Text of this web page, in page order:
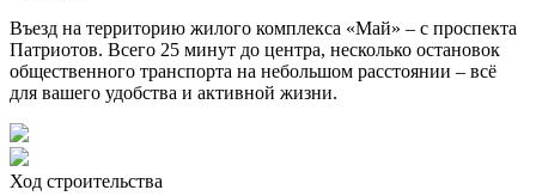
Въезд на территорию жилого комплекса «Май» – с проспекта
Патриотов. Всего 25 минут до центра, несколько остановок
общественного транспорта на небольшом расстоянии – всё
для вашего удобства и активной жизни.
Ход строительства